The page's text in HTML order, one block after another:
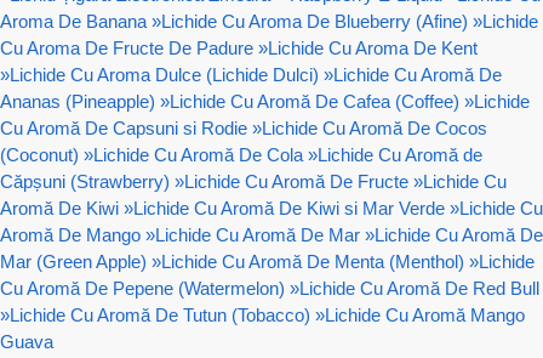
Aroma De Banana »Lichide Cu Aroma De Blueberry (Afine) »Lichide
Cu Aroma De Fructe De Padure »Lichide Cu Aroma De Kent
»Lichide Cu Aroma Dulce (Lichide Dulci) »Lichide Cu Aromă De
Ananas (Pineapple) »Lichide Cu Aromă De Cafea (Coffee) »Lichide
Cu Aromă De Capsuni si Rodie »Lichide Cu Aromă De Cocos
(Coconut) »Lichide Cu Aromă De Cola »Lichide Cu Aromă de
Căpșuni (Strawberry) »Lichide Cu Aromă De Fructe »Lichide Cu
Aromă De Kiwi »Lichide Cu Aromă De Kiwi si Mar Verde »Lichide Cu
Aromă De Mango »Lichide Cu Aromă De Mar »Lichide Cu Aromă De
Mar (Green Apple) »Lichide Cu Aromă De Menta (Menthol) »Lichide
Cu Aromă De Pepene (Watermelon) »Lichide Cu Aromă De Red Bull
»Lichide Cu Aromă De Tutun (Tobacco) »Lichide Cu Aromă Mango
Guava